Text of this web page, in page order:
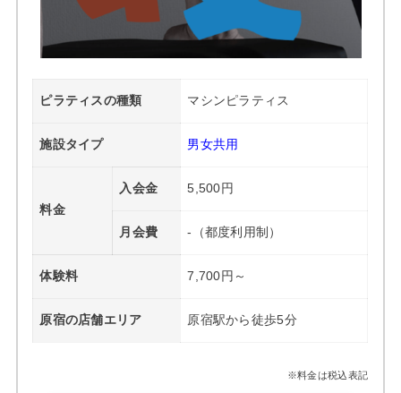
ピラティスの種類 マシンピラティス
施設タイプ 男女共用
料金
入会金 5,500円
月会費 -（都度利用制）
体験料 7,700円～
原宿の店舗エリア 原宿駅から徒歩5分
※料金は税込表記